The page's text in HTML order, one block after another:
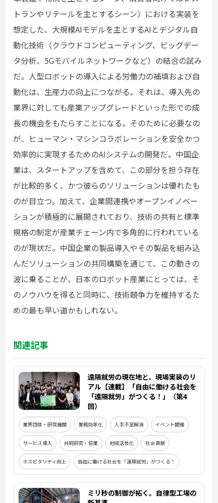
トランやリテールを主とするシーン）における実装を
想定した、大規模AIモデルを主とするAIとデジタル自
動化技術（クラウドコンピューティング、ビッグデー
タ分析、5Gモバイルネットワークなど）の結合の試み
だ。人型ロボットの導入による労働力の補填および自
動化は、生産力の向上につながる。それは、導入先の
業界に対しても産業アップグレードといった形での成
長の機会をもたらすことになる。そのために必要なの
が、ヒューマン・マシンコラボレーションを安全かつ
効率的に実現するためのAIシステムの開発だ。中国企
業は、スタートアップを含めて、この部分を担う存在
が比較的多く、かつ彼らのソリューションは優れたも
のが目立つ。加えて、企業間連携やオープンイノベー
ションが積極的に展開されており、技術の共有と標準
規格の制定が産業チェーン内で多角的に行われている
のが現状だ。中国企業の製品導入やその製品を組み込
んだソリューションの共同構築を通じて、この動きの
波に乗ることが、日本のロボット産業にとっては、そ
のノウハウを得ると同時に、技術競争力を維持するた
めの最も早い道かもしれない。
関連記事
遠隔就労の現在地と、現場実装のリ
アル【連載】「自由に働ける社会を
「遠隔就労」がつくる！」（第4
回）
業界団体・研究機関 業務効率化 人手不足解消 イベント開催
サービス導入 共同研究・協業 地域活性化 社会貢献
ホスピタリティ向上 自由に働ける社会を「遠隔就労」がつくる！
ミリ秒の制御が拓く。自律型工場の